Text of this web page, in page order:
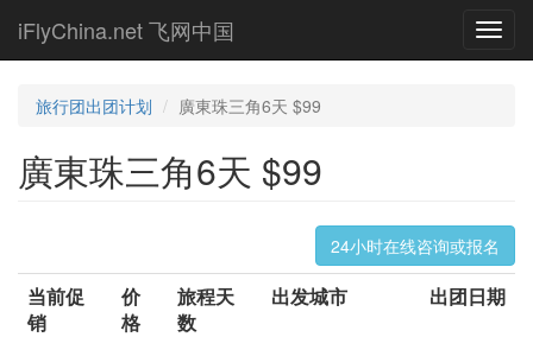
main
iFlyChina.net 飞网中国
旅行团出团计划 廣東珠三角6天 $99
廣東珠三角6天 $99
24小时在线咨询或报名
当前促
销
价
格
旅程天
数
出发城市 出团日期